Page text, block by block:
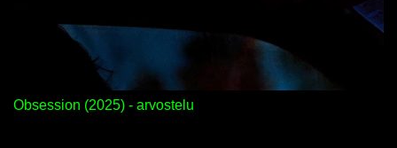
Obsession (2025) - arvostelu